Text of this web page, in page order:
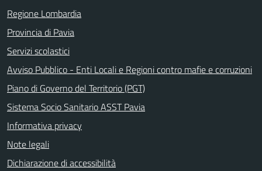
Regione Lombardia
Provincia di Pavia
Servizi scolastici
Avviso Pubblico - Enti Locali e Regioni contro mafie e corruzioni
Piano di Governo del Territorio (PGT)
Sistema Socio Sanitario ASST Pavia
Informativa privacy
Note legali
Dichiarazione di accessibilità